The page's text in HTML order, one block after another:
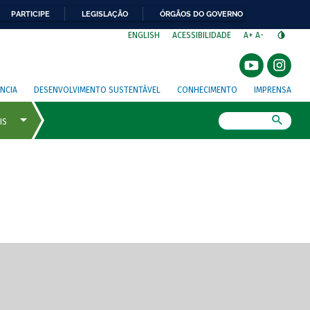
PARTICIPE LEGISLAÇÃO ÓRGÃOS DO GOVERNO
ENGLISH ACESSIBILIDADE A+ A-
DESENVOLVIMENTO SUSTENTÁVEL CONHECIMENTO IMPRENSA
de tela